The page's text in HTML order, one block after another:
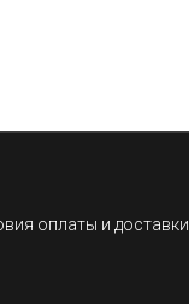
оплаты и доставки